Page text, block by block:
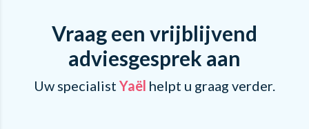
Vraag een vrijblijvend
adviesgesprek aan
Uw specialist Yaël helpt u graag verder.